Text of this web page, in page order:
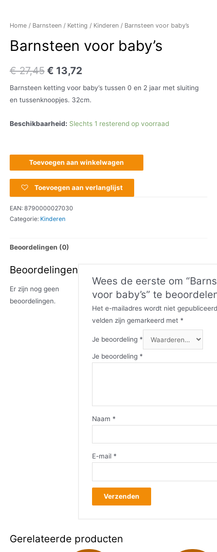
Home / Barnsteen / Ketting / Kinderen / Barnsteen voor baby’s
Barnsteen voor baby’s
€27,45 € 13,72
Barnsteen ketting voor baby’s tussen 0 en 2 jaar met sluiting
en tussenknoopjes. 32cm.
Beschikbaarheid: Slechts 1 resterend op voorraad
Toevoegen aan winkelwagen
Toevoegen aan verlanglijst
EAN: 8790000027030
Categorie: Kinderen
Beoordelingen (0)
Beoordelingen
Er zijn nog geen
beoordelingen.
Wees de eerste om
voor baby’s” te
Het e-mailadres wordt niet
velden zijn gemarkeerd met *
Je beoordeling *
Je beoordeling *
Naam *
E-mail *
Gerelateerde producten